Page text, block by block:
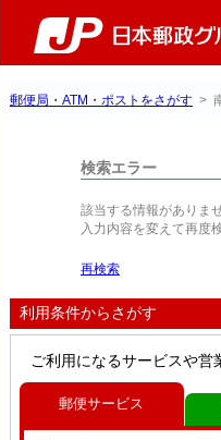
郵便局・ATM・ポストをさがす >
検索エラー
該当する情報がありま
入力内容を変えて再度
再検索
利用条件からさがす
ご利用になるサービスや営
郵便サービス